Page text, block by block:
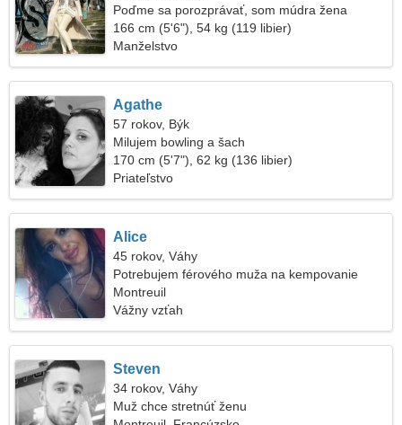
Poďme sa porozprávať, som múdra žena
166 cm (5'6"), 54 kg (119 libier)
Manželstvo
Agathe
57 rokov, Býk
Milujem bowling a šach
170 cm (5'7"), 62 kg (136 libier)
Priateľstvo
Alice
45 rokov, Váhy
Potrebujem férového muža na kempovanie
Montreuil
Vážny vzťah
Steven
34 rokov, Váhy
Muž chce stretnúť ženu